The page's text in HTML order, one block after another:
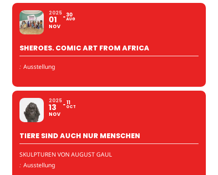
2025
01
NOV
30
AUG
SHEROES. COMIC ART FROM AFRICA
: Ausstellung
2025
13
NOV
11
OCT
TIERE SIND AUCH NUR MENSCHEN
SKULPTUREN VON AUGUST GAUL
: Ausstellung